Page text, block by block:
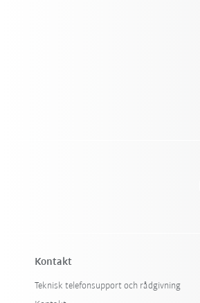
Kontakt
Teknisk telefonsupport och rådgivning